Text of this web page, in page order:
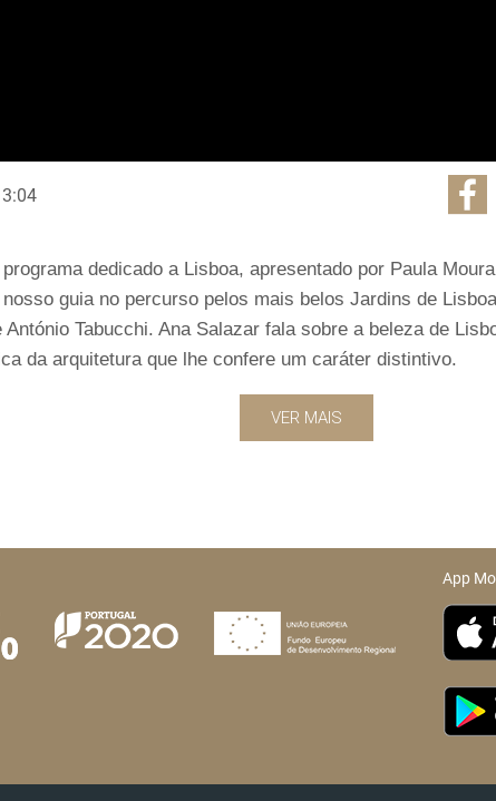
dedicado a Lisboa, apresentado por Paula
guia no percurso pelos mais belos Jardins de
António Tabucchi. Ana Salazar fala sobre a beleza de
da arquitetura que lhe confere um caráter distintivo.
VER MAIS
App